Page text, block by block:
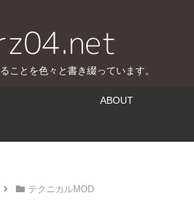
ことを色々と書き綴っています。
ABOUT
テクニカルMOD